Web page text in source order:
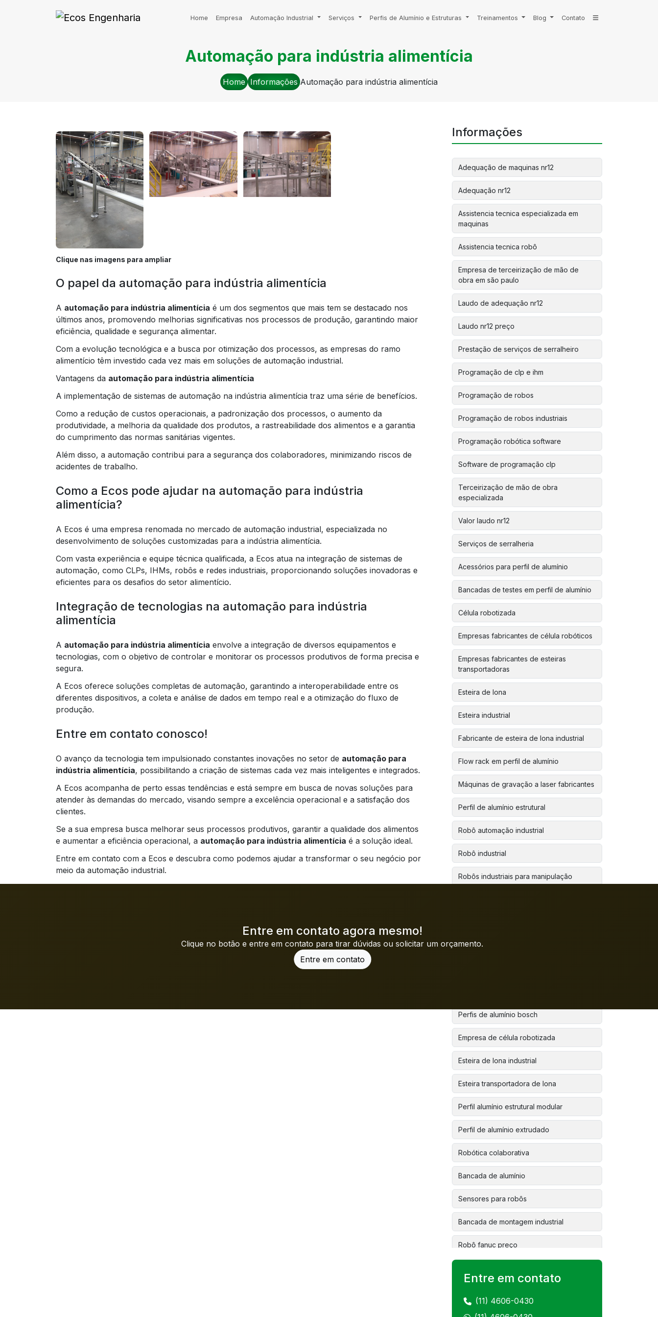
Home Empresa Automação Industrial Serviços Perfis de Alumínio e Estruturas Treinamentos Blog Contato
Automação para indústria alimentícia
Home Informações Automação para indústria alimentícia
Clique nas imagens para ampliar
O papel da automação para indústria alimentícia
A automação para indústria alimentícia é um dos segmentos que mais tem se destacado nos
últimos anos, promovendo melhorias significativas nos processos de produção, garantindo maior
eficiência, qualidade e segurança alimentar.
Com a evolução tecnológica e a busca por otimização dos processos, as empresas do ramo
alimentício têm investido cada vez mais em soluções de automação industrial.
Vantagens da automação para indústria alimentícia
A implementação de sistemas de automação na indústria alimentícia traz uma série de benefícios.
Como a redução de custos operacionais, a padronização dos processos, o aumento da
produtividade, a melhoria da qualidade dos produtos, a rastreabilidade dos alimentos e a garantia
do cumprimento das normas sanitárias vigentes.
Além disso, a automação contribui para a segurança dos colaboradores, minimizando riscos de
acidentes de trabalho.
Como a Ecos pode ajudar na automação para indústria
alimentícia?
A Ecos é uma empresa renomada no mercado de automação industrial, especializada no
desenvolvimento de soluções customizadas para a indústria alimentícia.
Com vasta experiência e equipe técnica qualificada, a Ecos atua na integração de sistemas de
automação, como CLPs, IHMs, robôs e redes industriais, proporcionando soluções inovadoras e
eficientes para os desafios do setor alimentício.
Integração de tecnologias na automação para indústria
alimentícia
A automação para indústria alimentícia envolve a integração de diversos equipamentos e
tecnologias, com o objetivo de controlar e monitorar os processos produtivos de forma precisa e
segura.
A Ecos oferece soluções completas de automação, garantindo a interoperabilidade entre os
diferentes dispositivos, a coleta e análise de dados em tempo real e a otimização do fluxo de
produção.
Entre em contato conosco!
O avanço da tecnologia tem impulsionado constantes inovações no setor de automação para
indústria alimentícia, possibilitando a criação de sistemas cada vez mais inteligentes e integrados.
A Ecos acompanha de perto essas tendências e está sempre em busca de novas soluções para
atender às demandas do mercado, visando sempre a excelência operacional e a satisfação dos
clientes.
Se a sua empresa busca melhorar seus processos produtivos, garantir a qualidade dos alimentos
e aumentar a eficiência operacional, a automação para indústria alimentícia é a solução ideal.
Entre em contato com a Ecos e descubra como podemos ajudar a transformar o seu negócio por
meio da automação industrial.
Entre em contato agora mesmo!
Clique no botão e entre em contato para tirar dúvidas ou solicitar um orçamento.
Entre em contato
Informações
Adequação de maquinas nr12
Adequação nr12
Assistencia tecnica especializada em
maquinas
Assistencia tecnica robô
Empresa de terceirização de mão de
obra em são paulo
Laudo de adequação nr12
Laudo nr12 preço
Prestação de serviços de serralheiro
Programação de clp e ihm
Programação de robos
Programação de robos industriais
Programação robótica software
Software de programação clp
Terceirização de mão de obra
especializada
Valor laudo nr12
Serviços de serralheria
Acessórios para perfil de alumínio
Bancadas de testes em perfil de alumínio
Célula robotizada
Empresas fabricantes de célula robóticos
Empresas fabricantes de esteiras
transportadoras
Esteira de lona
Esteira industrial
Fabricante de esteira de lona industrial
Flow rack em perfil de alumínio
Máquinas de gravação a laser fabricantes
Perfil de alumínio estrutural
Robô automação industrial
Robô industrial
Robôs industriais para manipulação
Sistema de visão robótica
Perfis de alumínio bosch
Empresa de célula robotizada
Esteira de lona industrial
Esteira transportadora de lona
Perfil alumínio estrutural modular
Perfil de alumínio extrudado
Robótica colaborativa
Bancada de alumínio
Sensores para robôs
Bancada de montagem industrial
Robô fanuc preço
Instalação de robô colaborativo
Entre em contato
(11) 4606-0430